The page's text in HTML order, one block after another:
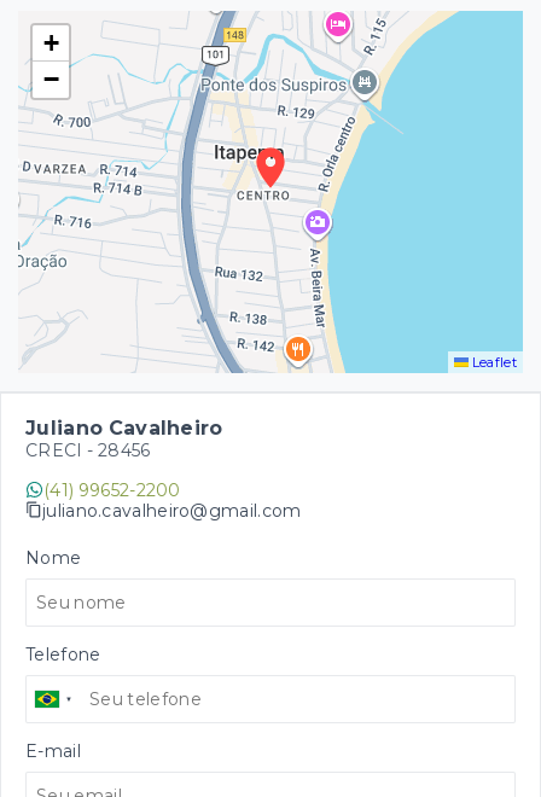
+
−
Leaflet
Juliano Cavalheiro
CRECI - 28456
(41) 99652-2200
juliano.cavalheiro@gmail.com
Nome
Telefone
E-mail